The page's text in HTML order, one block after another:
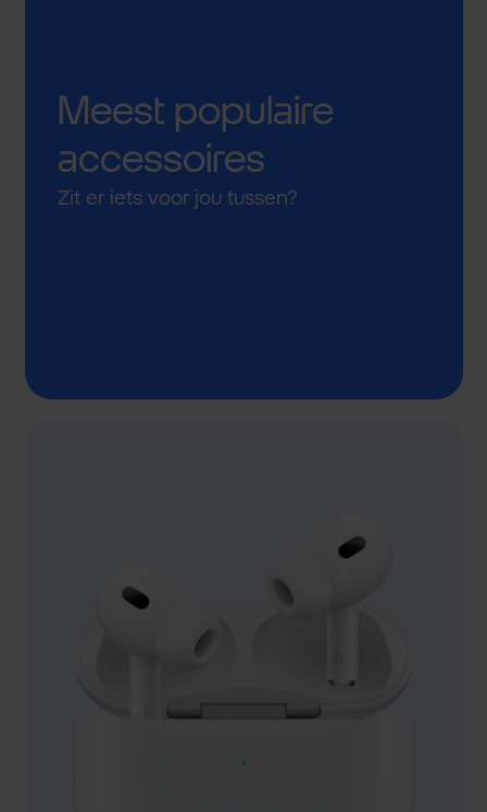
Meest populaire
accessoires
Zit er iets voor jou tussen?